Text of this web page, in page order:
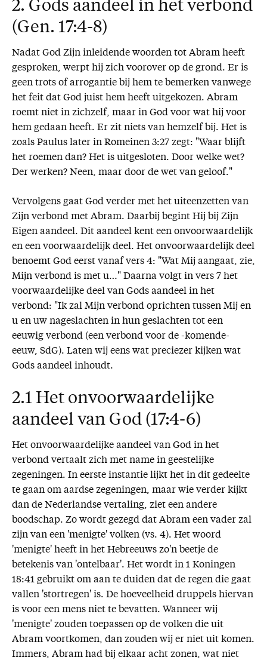
2. Gods aandeel in het verbond
(Gen. 17:4-8)
Nadat God Zijn inleidende woorden tot Abram heeft
gesproken, werpt hij zich voorover op de grond. Er is
geen trots of arrogantie bij hem te bemerken vanwege
het feit dat God juist hem heeft uitgekozen. Abram
roemt niet in zichzelf, maar in God voor wat hij voor
hem gedaan heeft. Er zit niets van hemzelf bij. Het is
zoals Paulus later in Romeinen 3:27 zegt: "Waar blijft
het roemen dan? Het is uitgesloten. Door welke wet?
Der werken? Neen, maar door de wet van geloof."
Vervolgens gaat God verder met het uiteenzetten van
Zijn verbond met Abram. Daarbij begint Hij bij Zijn
Eigen aandeel. Dit aandeel kent een onvoorwaardelijk
en een voorwaardelijk deel. Het onvoorwaardelijk deel
benoemt God eerst vanaf vers 4: "Wat Mij aangaat, zie,
Mijn verbond is met u…" Daarna volgt in vers 7 het
voorwaardelijke deel van Gods aandeel in het
verbond: "Ik zal Mijn verbond oprichten tussen Mij en
u en uw nageslachten in hun geslachten tot een
eeuwig verbond (een verbond voor de -komende-
eeuw, SdG). Laten wij eens wat preciezer kijken wat
Gods aandeel inhoudt.
2.1 Het onvoorwaardelijke
aandeel van God (17:4-6)
Het onvoorwaardelijke aandeel van God in het
verbond vertaalt zich met name in geestelijke
zegeningen. In eerste instantie lijkt het in dit gedeelte
te gaan om aardse zegeningen, maar wie verder kijkt
dan de Nederlandse vertaling, ziet een andere
boodschap. Zo wordt gezegd dat Abram een vader zal
zijn van een 'menigte' volken (vs. 4). Het woord
'menigte' heeft in het Hebreeuws zo'n beetje de
betekenis van 'ontelbaar'. Het wordt in 1 Koningen
18:41 gebruikt om aan te duiden dat de regen die gaat
vallen 'stortregen' is. De hoeveelheid druppels hiervan
is voor een mens niet te bevatten. Wanneer wij
'menigte' zouden toepassen op de volken die uit
Abram voortkomen, dan zouden wij er niet uit komen.
Immers, Abram had bij elkaar acht zonen, wat niet